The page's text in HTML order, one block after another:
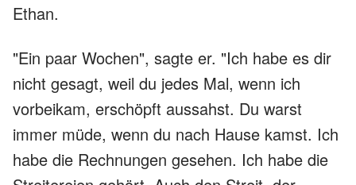
Ethan.
"Ein paar Wochen", sagte er. "Ich habe es dir
nicht gesagt, weil du jedes Mal, wenn ich
vorbeikam, erschöpft aussahst. Du warst
immer müde, wenn du nach Hause kamst. Ich
habe die Rechnungen gesehen. Ich habe die